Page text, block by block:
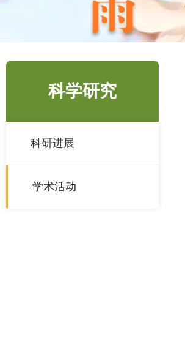
科学研究
科研进展
学术活动